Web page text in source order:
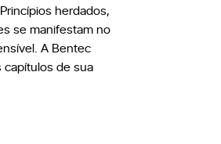
herdados,
se manifestam no
A Bentec
de sua